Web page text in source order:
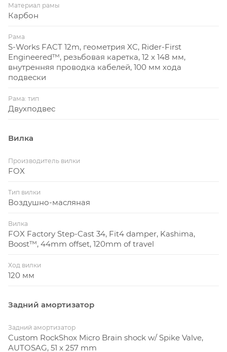
Материал рамы
Карбон
Рама
S-Works FACT 12m, геометрия XC, Rider-First
Engineered™, резьбовая каретка, 12 x 148 мм,
внутренняя проводка кабелей, 100 мм хода
подвески
Рама: тип
Двухподвес
Вилка
Производитель вилки
FOX
Тип вилки
Воздушно-масляная
Вилка
FOX Factory Step-Cast 34, Fit4 damper, Kashima,
Boost™, 44mm offset, 120mm of travel
Ход вилки
120 мм
Задний амортизатор
Задний амортизатор
Custom RockShox Micro Brain shock w/ Spike Valve,
AUTOSAG, 51 x 257 mm